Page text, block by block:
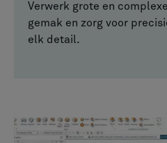
Verwerk grote en
gemak en zorg voor
elk detail.